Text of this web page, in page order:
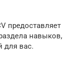
предоставляет
навыков,
для вас.